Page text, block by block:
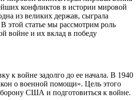
конфликтов в истории мировой
из великих держав, сыграла
этой статье мы рассмотрим роль
войне и их вклад в победу
к войне задолго до ее начала. В 1940
о военной помощи». Цель этого
США и подготовиться к войне.